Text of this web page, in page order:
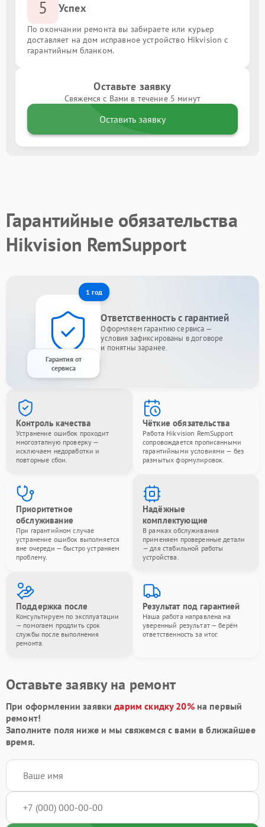
5 Успех
По окончании ремонта вы забираете или курьер
доставляет на дом исправное устройство Hikvision с
гарантийным бланком.
Оставьте заявку
Свяжемся с Вами в течение 5 минут
Оставить заявку
Гарантийные обязательства
Hikvision RemSupport
1 год
Гарантия от
сервиса
Ответственность с гарантией
Оформляем гарантию сервиса —
условия зафиксированы в договоре
и понятны заранее.
Контроль качества
Устранение ошибок проходит
многоэтапную проверку —
исключаем недоработки и
повторные сбои.
Чёткие обязательства
Работа Hikvision RemSupport
сопровождается прописанными
гарантийными условиями — без
размытых формулировок.
Приоритетное
обслуживание
При гарантийном случае
устранение ошибок выполняется
вне очереди — быстро устраняем
проблему.
Надёжные
комплектующие
В рамках обслуживания
применяем проверенные детали
— для стабильной работы
устройства.
Поддержка после
Консультируем по эксплуатации
— помогаем продлить срок
службы после выполнения
ремонта.
Результат под гарантией
Наша работа направлена на
уверенный результат — берём
ответственность за итог.
Оставьте заявку на ремонт
При оформлении заявкидарим скидку 20%на первый
ремонт!
Заполните поля ниже и мы свяжемся с вами в ближайшее
время.